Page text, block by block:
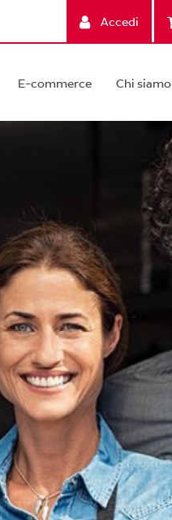
Accedi
E-commerce Chi siamo